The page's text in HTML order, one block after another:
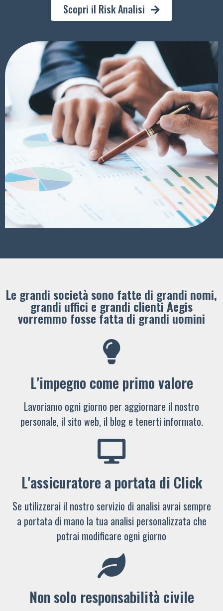
Scopri il Risk Analisi
Le grandi società sono fatte di grandi nomi,
grandi uffici e grandi clienti ​Aegis
vorremmo fosse fatta di grandi uomini
L'impegno come primo valore
Lavoriamo ogni giorno per aggiornare il nostro
personale, il sito web, il blog e tenerti informato.
L'assicuratore a portata di Click
Se utilizzerai il nostro servizio di analisi avrai sempre
a portata di mano la tua analisi personalizzata che
potrai modificare ogni giorno
Non solo responsabilità civile